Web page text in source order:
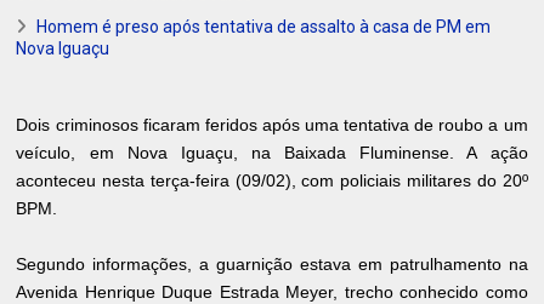
Homem é preso após tentativa de assalto à casa de PM em
Nova Iguaçu
Dois criminosos ficaram feridos após uma tentativa de roubo a um
veículo, em Nova Iguaçu, na Baixada Fluminense. A ação
aconteceu nesta terça-feira (09/02), com policiais militares do 20º
BPM.
Segundo informações, a guarnição estava em patrulhamento na
Avenida Henrique Duque Estrada Meyer, trecho conhecido como